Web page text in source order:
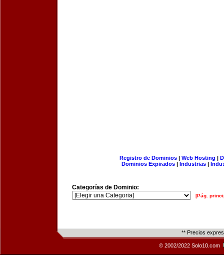
Registro de Dominios| Web Hosting |
Dominios Expirados | Industrias |
Categorías de Dominio:
[Pág.
** Precios
© 2002/2022 Solo10.com